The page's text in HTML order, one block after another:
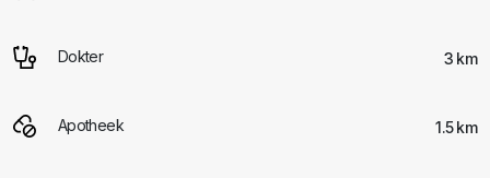
Dokter 3 km
Apotheek 1.5 km